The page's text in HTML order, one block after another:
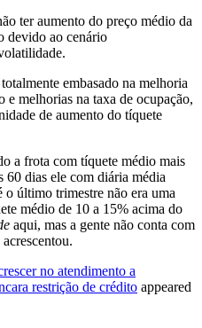
ter aumento do preço médio da
devido ao cenário
embasado na melhoria
e melhorias na taxa de ocupação,
de aumento do tíquete
a frota com tíquete médio mais
60 dias ele com diária média
o último trimestre não era uma
médio de 10 a 15% acima do
aqui, mas a gente não conta com
no atendimento a
restrição de crédito appeared